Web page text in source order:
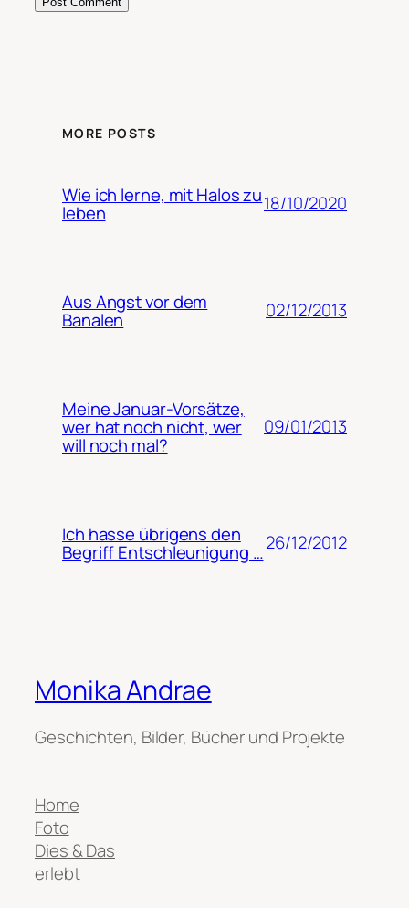
MORE POSTS
Wie ich lerne, mit Halos zu
leben 18/10/2020
Aus Angst vor dem
Banalen 02/12/2013
Meine Januar-Vorsätze,
wer hat noch nicht, wer
will noch mal?
09/01/2013
Ich hasse übrigens den
Begriff Entschleunigung …26/12/2012
Monika Andrae
Geschichten, Bilder, Bücher und Projekte
Home
Foto
Dies & Das
erlebt